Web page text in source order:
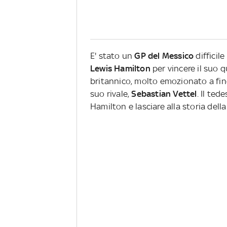
E' stato unGP del Messico difficile
Lewis Hamilton per vincere il suo
britannico, molto emozionato a
suo rivale,Sebastian Vettel. Il
Hamilton e lasciare alla storia